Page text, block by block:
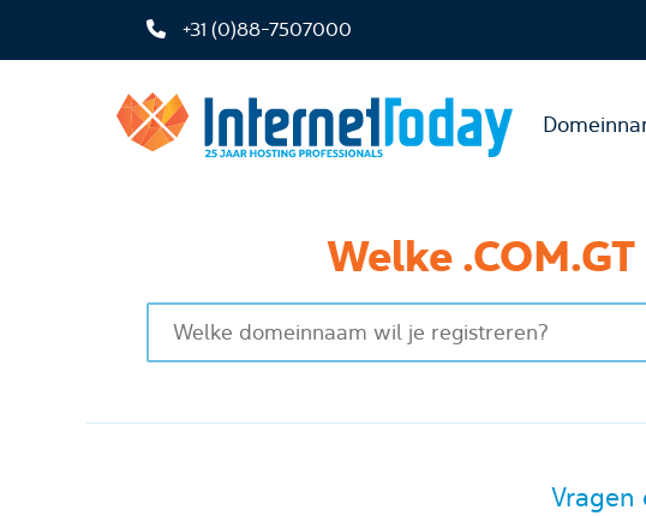
+31 (0)88-7507000
Welke
Vragen